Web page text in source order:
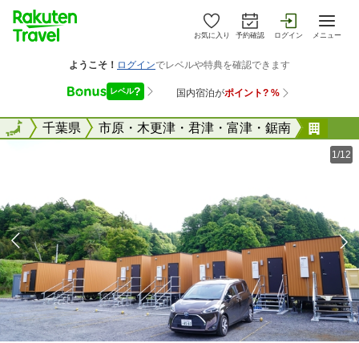
お気に入り 予約確認 ログイン メニュー
全国千葉県 市原・木更津・君津・富津・鋸南
全国
1/12